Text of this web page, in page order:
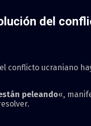
del
ucraniano
peleando«,